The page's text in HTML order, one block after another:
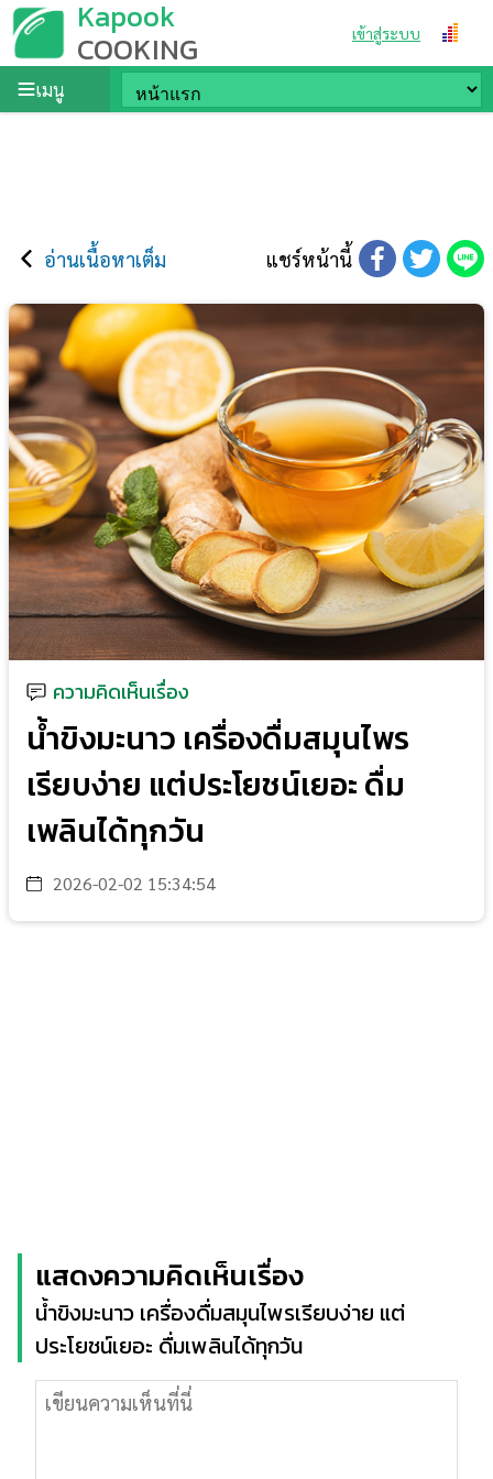
Kapook
COOKING เข้าสู่ระบบ
เมนู
อ่านเนื้อหาเต็ม แชร์หน้านี้
ความคิดเห็นเรื่อง
น้ำขิงมะนาว เครื่องดื่มสมุนไพร
เรียบง่าย แต่ประโยชน์เยอะ ดื่ม
เพลินได้ทุกวัน
2026-02-02 15:34:54
แสดงความคิดเห็นเรื่อง
น้ำขิงมะนาว เครื่องดื่มสมุนไพรเรียบง่าย แต่
ประโยชน์เยอะ ดื่มเพลินได้ทุกวัน